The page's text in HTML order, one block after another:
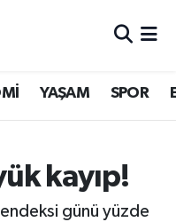
YAŞAM SPOR
kayıp!
günü yüzde